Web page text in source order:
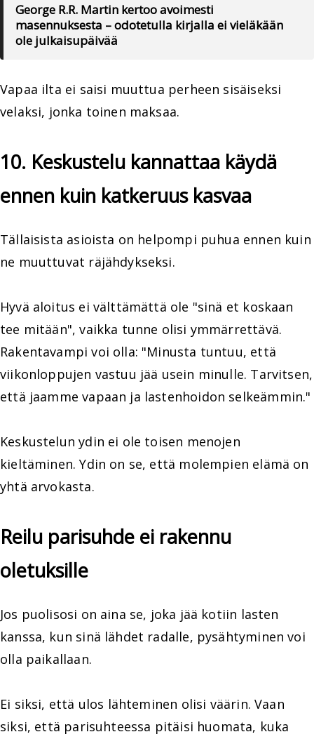
George R.R. Martin kertoo avoimesti
masennuksesta – odotetulla kirjalla ei vieläkään
ole julkaisupäivää
Vapaa ilta ei saisi muuttua perheen sisäiseksi
velaksi, jonka toinen maksaa.
10. Keskustelu kannattaa käydä
ennen kuin katkeruus kasvaa
Tällaisista asioista on helpompi puhua ennen kuin
ne muuttuvat räjähdykseksi.
Hyvä aloitus ei välttämättä ole "sinä et koskaan
tee mitään", vaikka tunne olisi ymmärrettävä.
Rakentavampi voi olla: "Minusta tuntuu, että
viikonloppujen vastuu jää usein minulle. Tarvitsen,
että jaamme vapaan ja lastenhoidon selkeämmin."
Keskustelun ydin ei ole toisen menojen
kieltäminen. Ydin on se, että molempien elämä on
yhtä arvokasta.
Reilu parisuhde ei rakennu
oletuksille
Jos puolisosi on aina se, joka jää kotiin lasten
kanssa, kun sinä lähdet radalle, pysähtyminen voi
olla paikallaan.
Ei siksi, että ulos lähteminen olisi väärin. Vaan
siksi, että parisuhteessa pitäisi huomata, kuka